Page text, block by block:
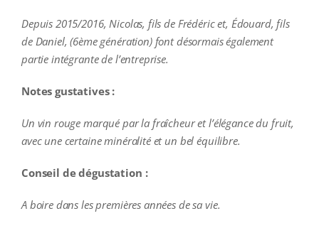
Depuis 2015/2016, Nicolas, fils de Frédéric et, Édouard, fils
de Daniel, (6ème génération) font désormais également
partie intégrante de l’entreprise.
Notes gustatives :
Un vin rouge marqué par la fraîcheur et l’élégance du fruit,
avec une certaine minéralité et un bel équilibre.
Conseil de dégustation :
A boire dans les premières années de sa vie.